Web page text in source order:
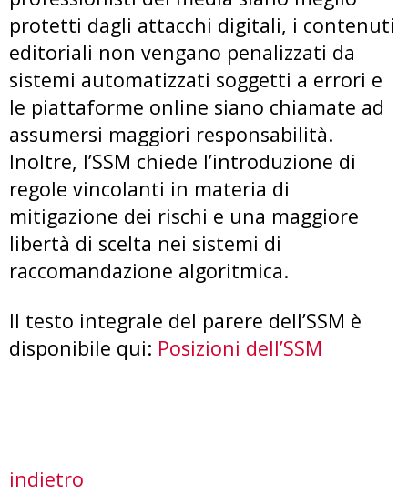
protetti dagli attacchi digitali, i contenuti
editoriali non vengano penalizzati da
sistemi automatizzati soggetti a errori e
le piattaforme online siano chiamate ad
assumersi maggiori responsabilità.
Inoltre, l’SSM chiede l’introduzione di
regole vincolanti in materia di
mitigazione dei rischi e una maggiore
libertà di scelta nei sistemi di
raccomandazione algoritmica.
Il testo integrale del parere dell’SSM è
disponibile qui: Posizioni dell’SSM
indietro